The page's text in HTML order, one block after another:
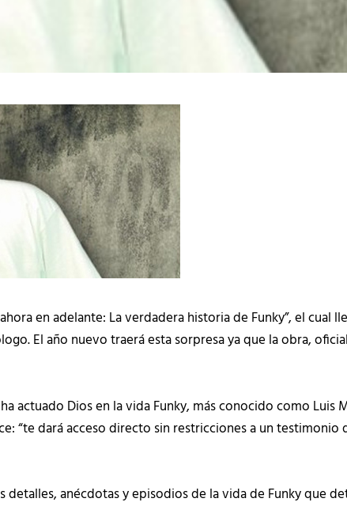
en adelante: La verdadera historia de Funky”, el cual
El año nuevo traerá esta sorpresa ya que la obra,
actuado Dios en la vida Funky, más conocido como Luis
“te dará acceso directo sin restricciones a un testimonio
anécdotas y episodios de la vida de Funky que